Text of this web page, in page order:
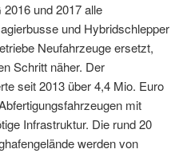
und 2017 alle
und Hybridschlepper
Neufahrzeuge ersetzt,
Schritt näher. Der
seit 2013 über 4,4 Mio. Euro
mit
Infrastruktur. Die rund 20
werden von